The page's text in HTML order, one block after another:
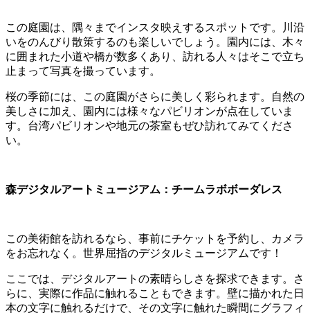
この庭園は、隅々までインスタ映えするスポットです。川沿
いをのんびり散策するのも楽しいでしょう。園内には、木々
に囲まれた小道や橋が数多くあり、訪れる人々はそこで立ち
止まって写真を撮っています。
桜の季節には、この庭園がさらに美しく彩られます。自然の
美しさに加え、園内には様々なパビリオンが点在していま
す。台湾パビリオンや地元の茶室もぜひ訪れてみてくださ
い。
森デジタルアートミュージアム：チームラボボーダレス
この美術館を訪れるなら、事前にチケットを予約し、カメラ
をお忘れなく。世界屈指のデジタルミュージアムです！
ここでは、デジタルアートの素​​晴らしさを探求できます。さ
らに、実際に作品に触れることもできます。壁に描かれた日
本の文字に触れるだけで、その文字に触れた瞬間にグラフィ